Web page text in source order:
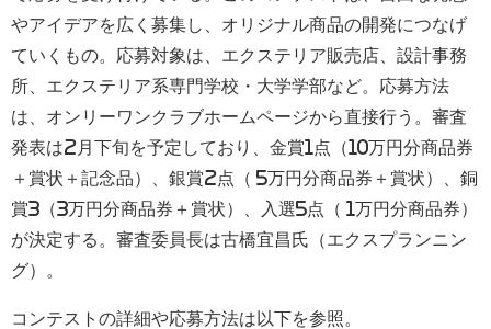
やアイデアを広く募集し、オリジナル商品の開発につなげ
ていくもの。応募対象は、
エクステリア販売店、設計事務
所、
エクステリア系専門学校・大学学部など。応募方法
は、オンリーワンクラブホームページから直接行う。審査
発表は2月下旬を予定しており、金賞1点（10万円分商品券
＋賞状＋記念品）、 銀賞2点（ 5万円分商品券＋賞状）、銅
賞3（3万円分商品券＋賞状）、入選5点（ 1万円分商品券）
が決定する。審査委員長は古橋宜昌氏（エクスプランニン
グ）。
コンテストの詳細や応募方法は以下を参照。